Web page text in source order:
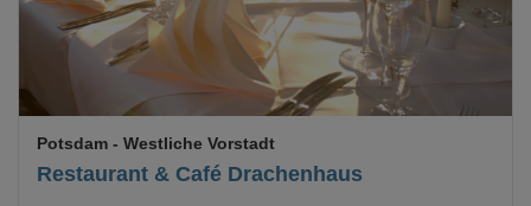
Restaurant & Café Drachenhaus
Potsdam - Westliche Vorstadt